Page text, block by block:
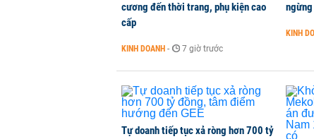
Doanh nghiệp duy nhất sản xuất
KINH DOANH - 1 phút trước
Con gái tỷ phú Phạm Nhật
KINH DOANH - 1 phút trước
cương đến thời trang, phụ kiện cao
cấp
KINH DOANH - 7 giờ trước
KINH
Tự doanh tiếp tục xả ròng hơn 700 tỷ